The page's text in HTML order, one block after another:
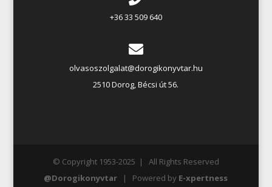
+36 33 509 640
olvasoszolgalat@dorogikonyvtar.hu
2510 Dorog, Bécsi út 56.
© Copyright 1953-2025 | All Rights Reserved
@Dorogikonyvtar | Powered by E-xpertness